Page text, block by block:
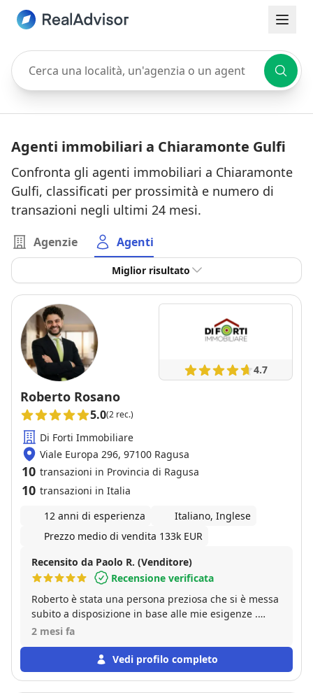
Cerca una località, un'agenzia o un agente
Agenti immobiliari a Chiaramonte Gulfi
Confronta gli agenti immobiliari a Chiaramonte
Gulfi, classificati per prossimità e numero di
transazioni negli ultimi 24 mesi.
Agenzie Agenti
Miglior risultato
4.7
Roberto Rosano
5.0(2 rec.)
Di Forti Immobiliare
Viale Europa 296, 97100 Ragusa
10 transazioni in Provincia di Ragusa
10 transazioni in Italia
12 anni di esperienza
Italiano, Inglese
Prezzo medio di vendita 133k EUR
Recensito da Paolo R. (Venditore)
Recensione verificata
Roberto è stata una persona preziosa che si è messa
subito a disposizione in base alle mie esigenze .
Preparato , motivato , ha saputo cogliere
sapendo gestire al meglio anche le difficoltà che si
sono presentate durante la gestione della vendita .
2 mesi fa
Vedi profilo completo